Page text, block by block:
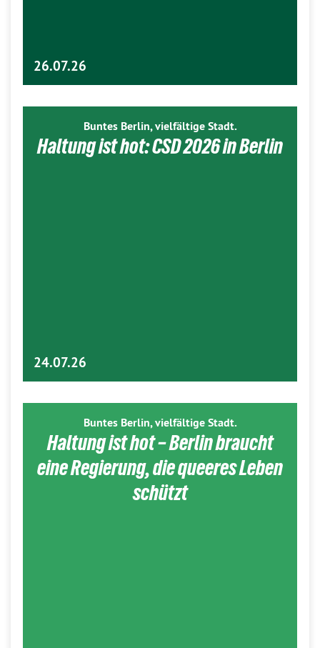
26.07.26
Buntes Berlin, vielfältige Stadt.
Haltung ist hot: CSD 2026 in Berlin
24.07.26
Buntes Berlin, vielfältige Stadt.
Haltung ist hot – Berlin braucht
eine Regierung, die queeres Leben
schützt